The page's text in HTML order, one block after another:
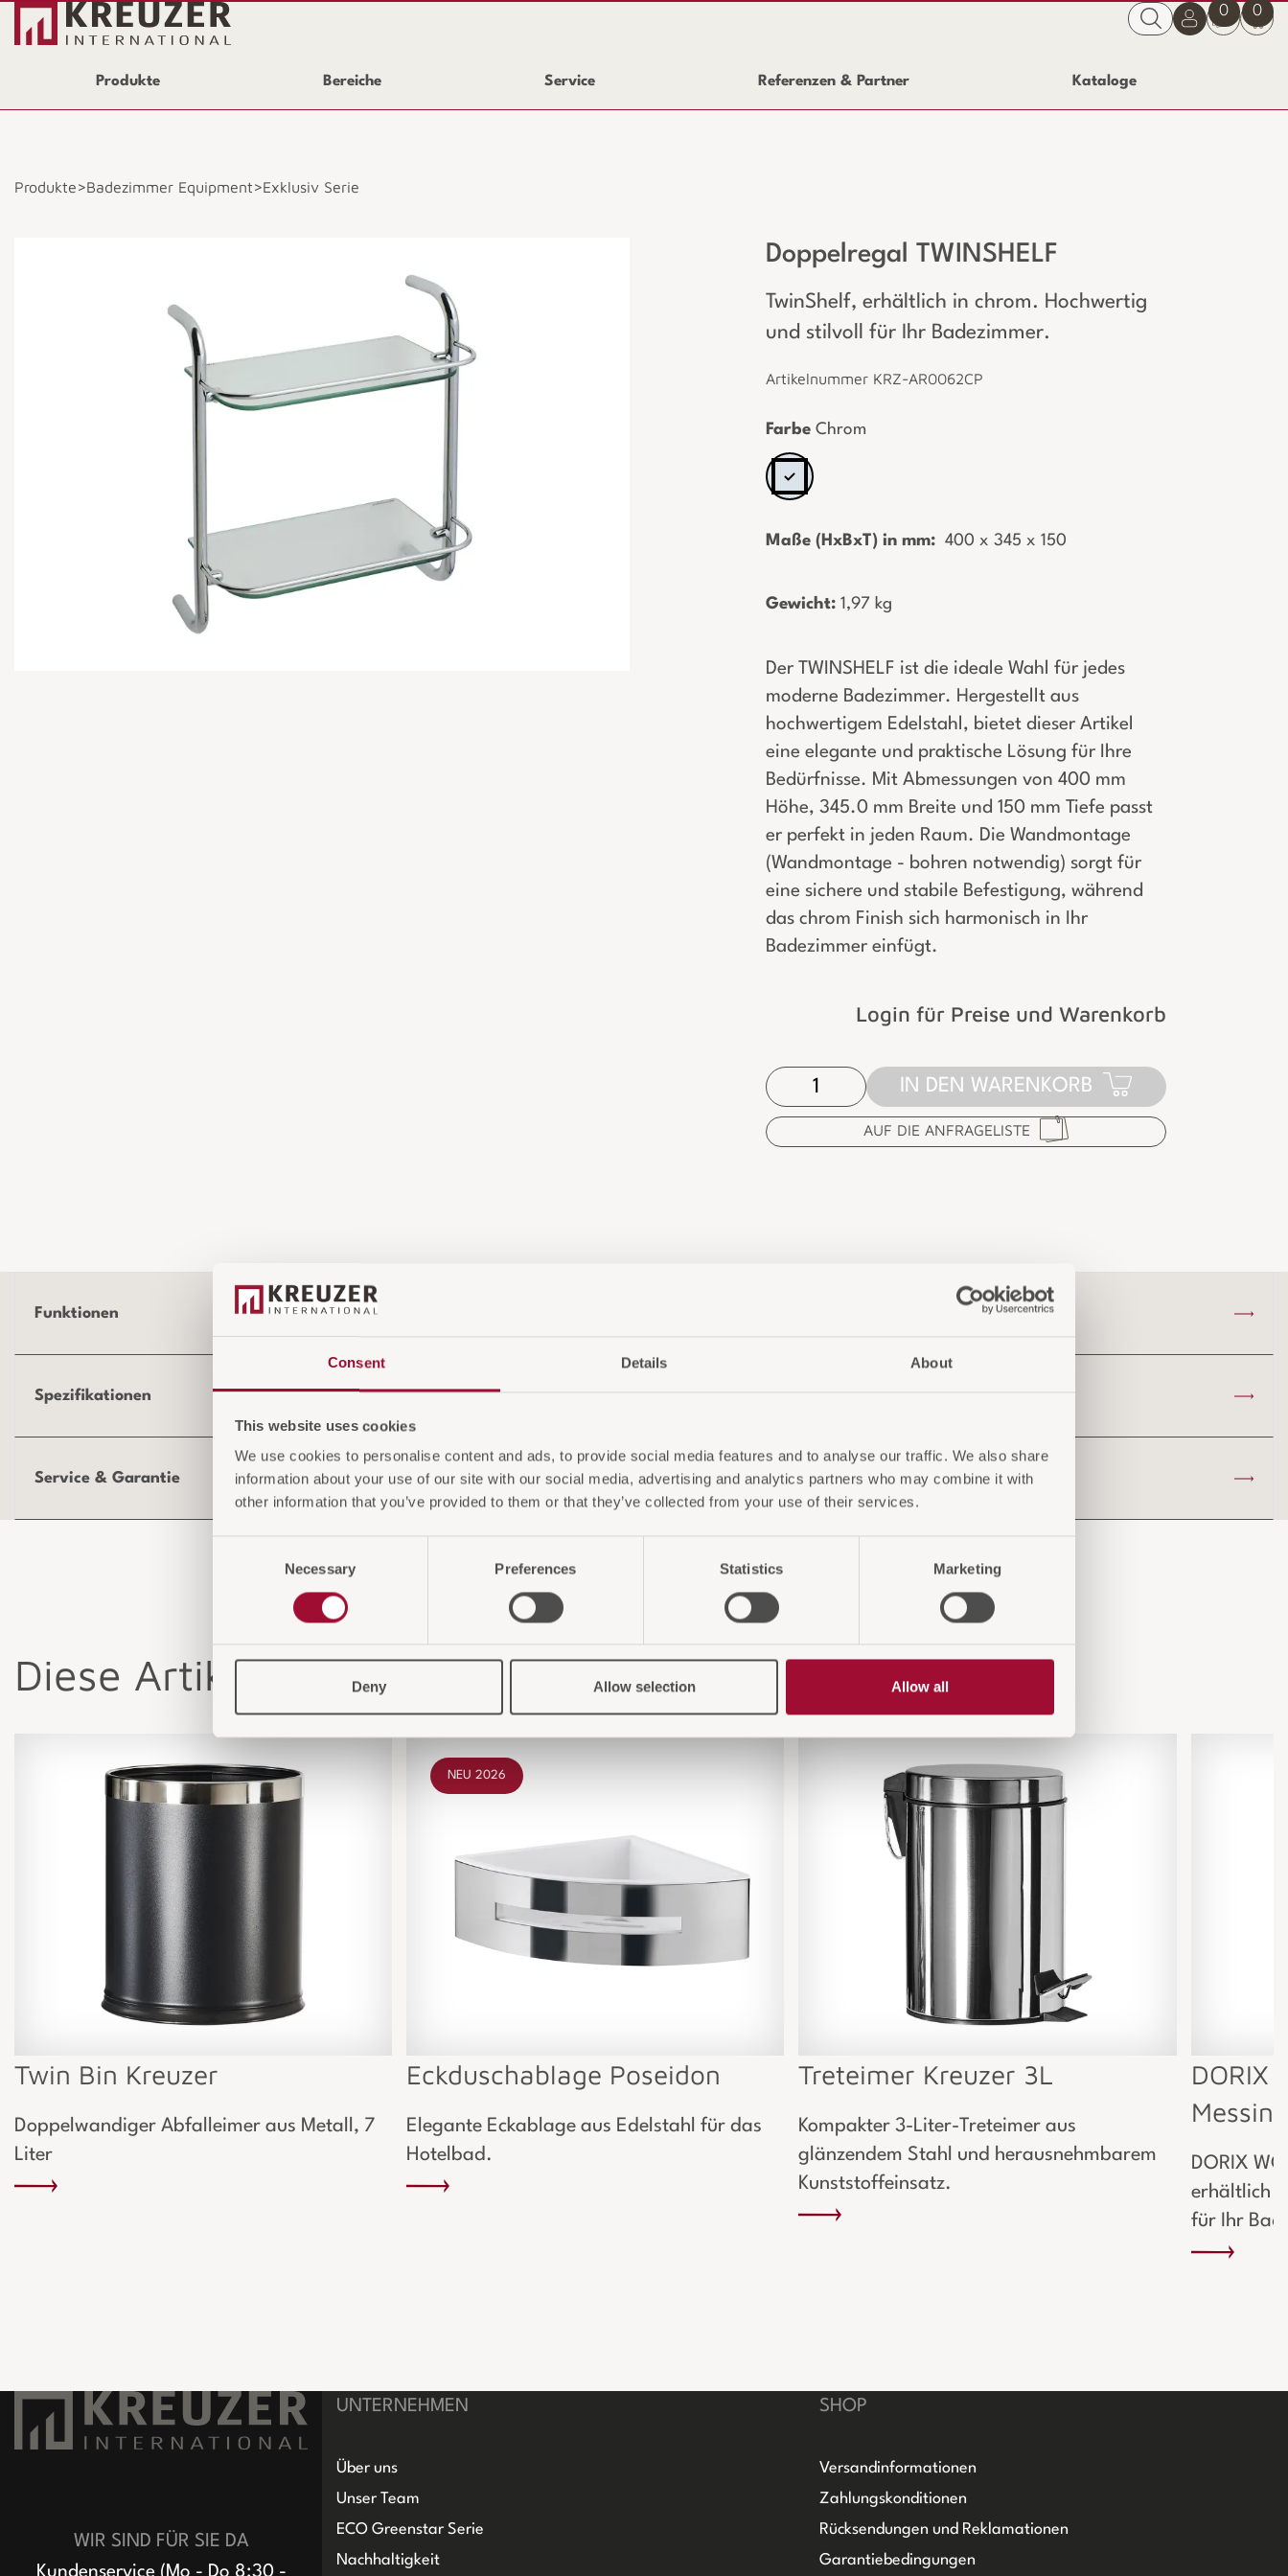
Consent Details About
This website uses cookies
We use cookies to personalise content and ads, to provide social media features and to analyse our traffic. We also share
information about your use of our site with our social media, advertising and analytics partners who may combine it with
other information that you’ve provided to them or that they’ve collected from your use of their services.
Necessary Preferences Statistics Marketing
Deny Allow selection Allow all
0 0
Produkte Bereiche Service Referenzen & Partner Kataloge
Produkte>Badezimmer Equipment>Exklusiv Serie
Doppelregal TWINSHELF
TwinShelf, erhältlich in chrom. Hochwertig
und stilvoll für Ihr Badezimmer.
Artikelnummer KRZ-AR0062CP
Farbe Chrom
Maße (HxBxT) in mm: ­ 400 x 345 x 150
Gewicht: ­1,97 kg
Der TWINSHELF ist die ideale Wahl für jedes
moderne Badezimmer. Hergestellt aus
hochwertigem Edelstahl, bietet dieser Artikel
eine elegante und praktische Lösung für Ihre
Bedürfnisse. Mit Abmessungen von 400 mm
Höhe, 345.0 mm Breite und 150 mm Tiefe passt
er perfekt in jeden Raum. Die Wandmontage
(Wandmontage - bohren notwendig) sorgt für
eine sichere und stabile Befestigung, während
das chrom Finish sich harmonisch in Ihr
Badezimmer einfügt.
Login für Preise und Warenkorb
IN DEN WARENKORB
AUF DIE ANFRAGELISTE
Funktionen
Spezifikationen
Service & Garantie
Diese Artikel könnten Sie auch interessieren
Twin Bin Kreuzer
Doppelwandiger Abfalleimer aus Metall, 7
Liter
NEU 2026
Eckduschablage Poseidon
Elegante Eckablage aus Edelstahl für das
Hotelbad.
Treteimer Kreuzer 3L
Kompakter 3-Liter-Treteimer aus
glänzendem Stahl und herausnehmbarem
Kunststoffeinsatz.
DORIX
Messing
DORIX
erhältlich
für Ihr
WIR SIND FÜR SIE DA
Kundenservice (Mo - Do 8:30 -
UNTERNEHMEN
Über uns
Unser Team
ECO Greenstar Serie
Nachhaltigkeit
SHOP
Versandinformationen
Zahlungskonditionen
Rücksendungen und Reklamationen
Garantiebedingungen